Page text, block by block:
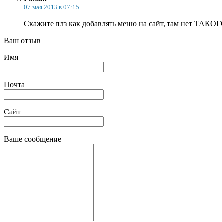
07 мая 2013 в 07:15
Скажите плз как добавлять меню на сайт, там нет
Ваш отзыв
Имя
Почта
Сайт
Ваше сообщение